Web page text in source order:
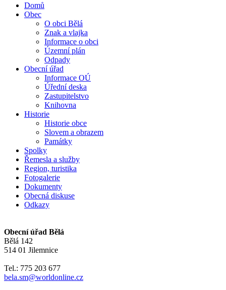
Domů
Obec
O obci Bělá
Znak a vlajka
Informace o obci
Územní plán
Odpady
Obecní úřad
Informace OÚ
Úřední deska
Zastupitelstvo
Knihovna
Historie
Historie obce
Slovem a obrazem
Památky
Spolky
Řemesla a služby
Region, turistika
Fotogalerie
Dokumenty
Obecná diskuse
Odkazy
Obecní úřad Bělá
Bělá 142
514 01 Jilemnice
Tel.: 775 203 677
bela.sm@worldonline.cz